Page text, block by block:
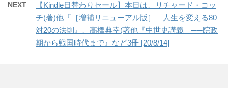
NEXT
【Kindle日替わりセール】本日は、リチャード・コッ
チ(著)他『［増補リニューアル版］ 人生を変える80
対20の法則』、高橋典幸(著他『中世史講義 ──院政
期から戦国時代まで』など3冊 [20/8/14]